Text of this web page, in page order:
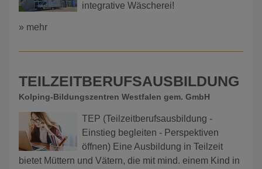
integrative Wäscherei!
» mehr
TEILZEITBERUFSAUSBILDUNG
Kolping-Bildungszentren Westfalen gem. GmbH
TEP (Teilzeitberufsausbildung -
Einstieg begleiten - Perspektiven
öffnen) Eine Ausbildung in Teilzeit
bietet Müttern und Vätern, die mit mind. einem Kind in